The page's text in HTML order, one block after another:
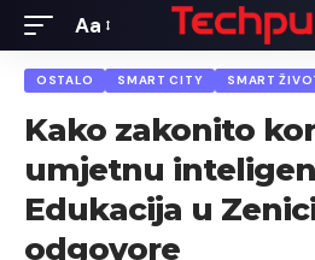
Font
Resizer
Aa
OSTALO SMART CITY SMART
Kako zakonito
umjetnu
Edukacija u
odgovore